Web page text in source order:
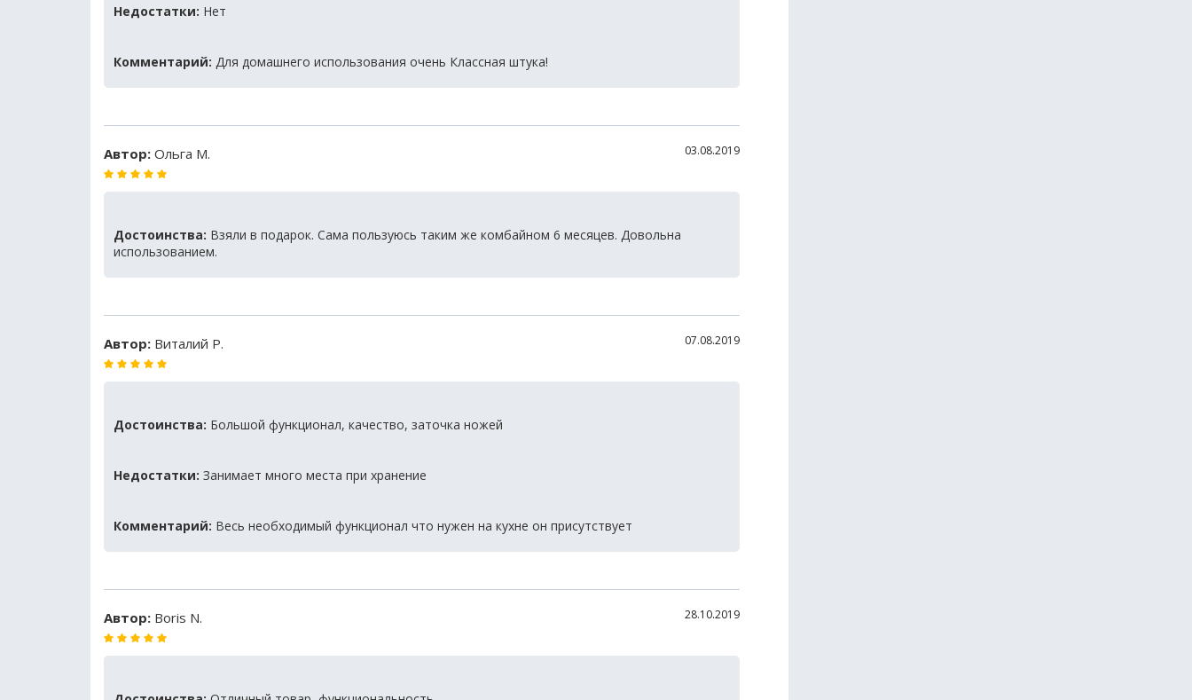
Недостатки: Нет
Комментарий: Для домашнего использования очень Классная штука!
Автор: Ольга М. 03.08.2019
Достоинства: Взяли в подарок. Сама пользуюсь таким же комбайном 6 месяцев. Довольна
использованием.
Автор: Виталий Р. 07.08.2019
Достоинства: Большой функционал, качество, заточка ножей
Недостатки: Занимает много места при хранение
Комментарий: Весь необходимый функционал что нужен на кухне он присутствует
Автор: Boris N. 28.10.2019